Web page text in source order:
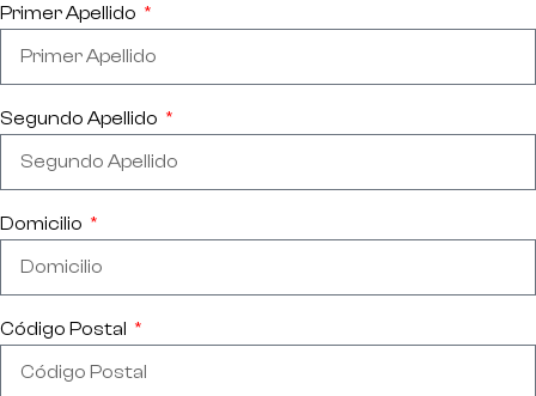
Primer Apellido
Segundo Apellido
Domicilio
Código Postal